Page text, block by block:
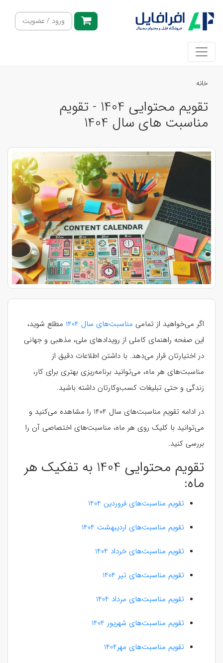
ورود / عضویت
خانه
تقویم محتوایی 1404 - تقویم
مناسبت های سال 1404
اگر می‌خواهید از تمامی مناسبت‌های سال 1404
مطلع شوید،
این صفحه راهنمای کاملی از رویدادهای ملی، مذهبی و جهانی
در اختیارتان قرار می‌دهد. با داشتن اطلاعات دقیق از
مناسبت‌های هر ماه، می‌توانید برنامه‌ریزی بهتری برای کار،
زندگی و حتی تبلیغات کسب‌وکارتان داشته باشید.
در ادامه تقویم مناسبت‌های سال 1404 را مشاهده می‌کنید و
می‌توانید با کلیک روی هر ماه، مناسبت‌های اختصاصی آن را
بررسی کنید.
تقویم محتوایی 1404 به تفکیک هر
ماه:
تقویم مناسبت‌های فروردین 1404
تقویم مناسبت‌های اردیبهشت 1404
تقویم مناسبت‌های خرداد 1404
تقویم مناسبت‌های تیر 1404
تقویم مناسبت‎‌‌های مرداد 1404
تقویم مناسبت‌های شهریور 1404
تقویم مناسبت‌های مهر1404